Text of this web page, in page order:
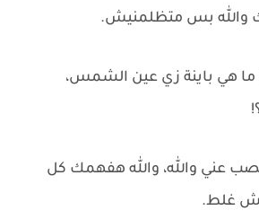
والله بس متظلمنيش.
ما هي باينة زي عين الشمس،
غصب عني والله، والله هفهمك كل
غلط.